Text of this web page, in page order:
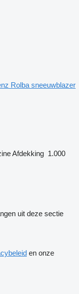
Rolba sneeuwblazer
Afdekking 1.000
uit deze sectie
en onze